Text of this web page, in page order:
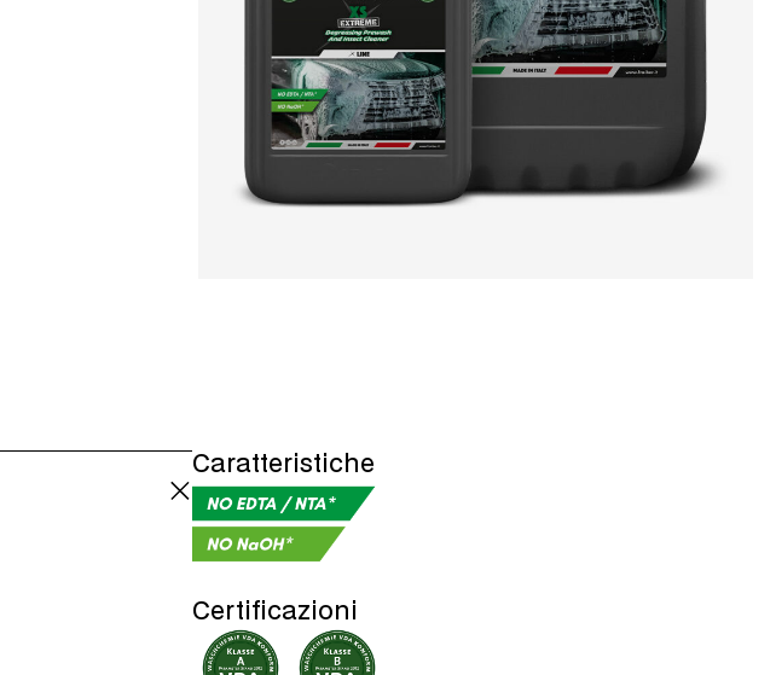
Caratteristiche
Certificazioni